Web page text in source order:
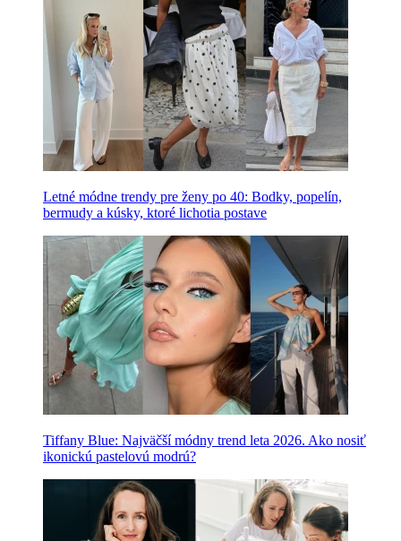
Letné módne trendy pre ženy po 40: Bodky, popelín,
bermudy a kúsky, ktoré lichotia postave
Tiffany Blue: Najväčší módny trend leta 2026. Ako nosiť
ikonickú pastelovú modrú?